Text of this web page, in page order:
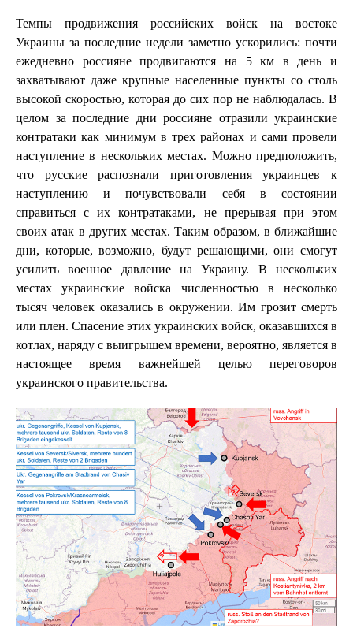
Темпы продвижения российских войск на востоке
Украины за последние недели заметно ускорились: почти
ежедневно россияне продвигаются на 5 км в день и
захватывают даже крупные населенные пункты со столь
высокой скоростью, которая до сих пор не наблюдалась. В
целом за последние дни россияне отразили украинские
контратаки как минимум в трех районах и сами провели
наступление в нескольких местах. Можно предположить,
что русские распознали приготовления украинцев к
наступлению и почувствовали себя в состоянии
справиться с их контратаками, не прерывая при этом
своих атак в других местах. Таким образом, в ближайшие
дни, которые, возможно, будут решающими, они смогут
усилить военное давление на Украину. В нескольких
местах украинские войска численностью в несколько
тысяч человек оказались в окружении. Им грозит смерть
или плен. Спасение этих украинских войск, оказавшихся в
котлах, наряду с выигрышем времени, вероятно, является в
настоящее время важнейшей целью переговоров
украинского правительства.